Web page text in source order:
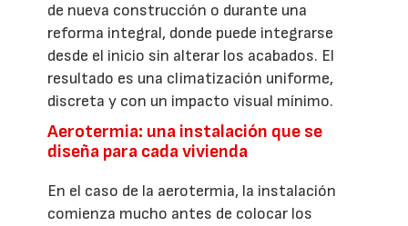
de nueva construcción o durante una
reforma integral, donde puede integrarse
desde el inicio sin alterar los acabados. El
resultado es una climatización uniforme,
discreta y con un impacto visual mínimo.
Aerotermia: una instalación que se
diseña para cada vivienda
En el caso de la aerotermia, la instalación
comienza mucho antes de colocar los